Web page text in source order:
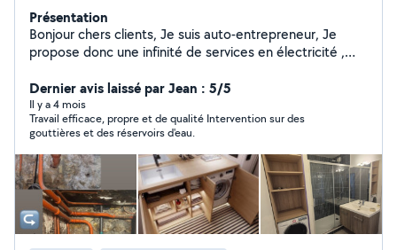
Présentation
Bonjour chers clients, Je suis auto-entrepreneur, Je
propose donc une infinité de services en électricité ,
Cuisine pour les maisons, appartements, etc Par
exemple : Dépannage en électricité, Recherche et
réparation de panne, Installation électrique complète,
Pose de luminaires, Installation et Réparation de prises
de courant, Pose et raccordement de chauffages
électriques, Pose et raccordement de ballons d'eau
chaude, Pose et raccordement de prises RJ, posé
carrelage, montage de cloison en bA13 ,pose parquet
Pose Toilettes normal et suspendue ... etc
Dernier avis laissé par Jean : 5/5
Il y a 4 mois
Travail efficace, propre et de qualité Intervention sur des
gouttières et des réservoirs d'eau.